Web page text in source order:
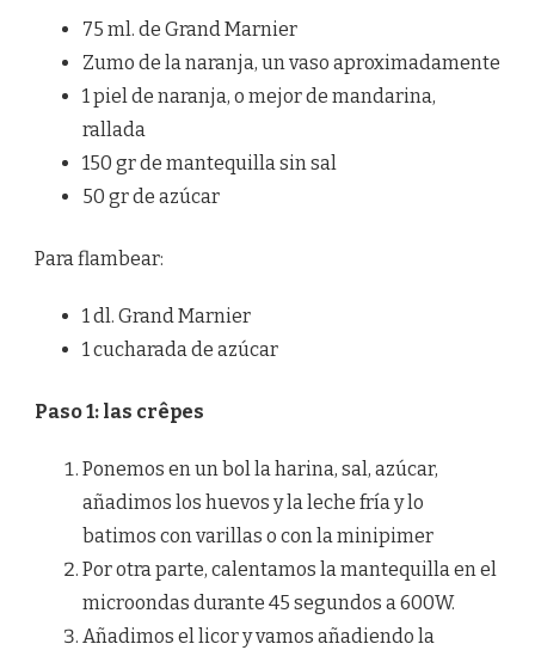
75 ml. de Grand Marnier
Zumo de la naranja, un vaso aproximadamente
1 piel de naranja, o mejor de mandarina,
rallada
150 gr de mantequilla sin sal
50 gr de azúcar
Para flambear:
1 dl. Grand Marnier
1 cucharada de azúcar
Paso 1: las crêpes
Ponemos en un bol la harina, sal, azúcar,
añadimos los huevos y la leche fría y lo
batimos con varillas o con la minipimer
Por otra parte, calentamos la mantequilla en el
microondas durante 45 segundos a 600W.
Añadimos el licor y vamos añadiendo la